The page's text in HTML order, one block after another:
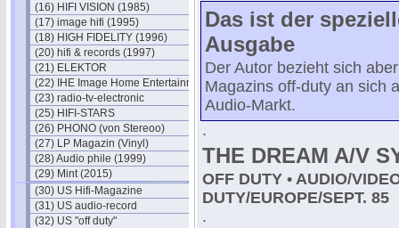
(16) HIFI VISION (1985)
(17) image hifi (1995)
(18) HIGH FIDELITY (1996)
(20) hifi & records (1997)
(21) ELEKTOR
(22) IHE Image Home Entertainment
(23) radio-tv-electronic
(25) HIFI-STARS
(26) PHONO (von Stereoo)
(27) LP Magazin (Vinyl)
(28) Audio phile (1999)
(29) Mint (2015)
(30) US Hifi-Magazine
(31) US audio-record
(32) US "off duty"
Das ist der
Ausgabe
Der Autor bezieht sich
Magazins off-duty an sich
Audio-Markt.
.
THE DREAM A/V
OFF DUTY • AUDIO/
DUTY/EUROPE/SEPT. 85
.